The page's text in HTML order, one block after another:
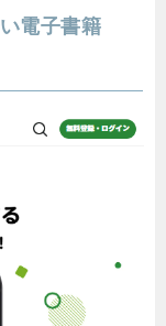
電子書籍